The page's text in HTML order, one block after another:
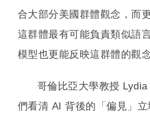
合大部分美國群體觀念，而
這群體最有可能負責類似語
模型也更能反映這群體的觀念
哥倫比亞大學教授
們看清 AI 背後的「偏見」